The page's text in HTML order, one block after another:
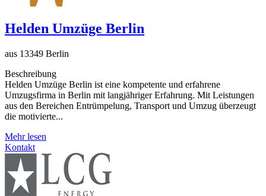
Helden Umzüge Berlin
aus 13349 Berlin
Beschreibung
Helden Umzüge Berlin ist eine kompetente und erfahrene
Umzugsfirma in Berlin mit langjähriger Erfahrung. Mit Leistungen
aus den Bereichen Entrümpelung, Transport und Umzug überzeugt
die motivierte...
Mehr lesen
Kontakt